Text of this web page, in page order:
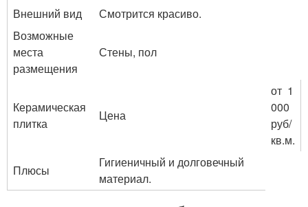
Внешний вид
Смотрится красиво.
Возможные
места
размещения
Стены, пол
Керамическая
плитка
Цена
от 1
000
руб/
кв.м.
Плюсы
Гигиеничный и долговечный
материал.